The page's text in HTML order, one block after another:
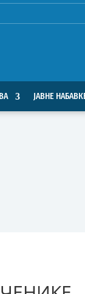
ЈАВНЕ